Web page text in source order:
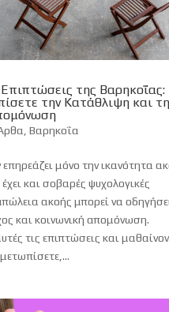
Επιπτώσεις της
την Κατάθλιψη και
Βαρηκοΐα
μόνο την ικανότητα
και σοβαρές ψυχολογικές
ακοής μπορεί να
και κοινωνική απομόνωση.
τις επιπτώσεις και